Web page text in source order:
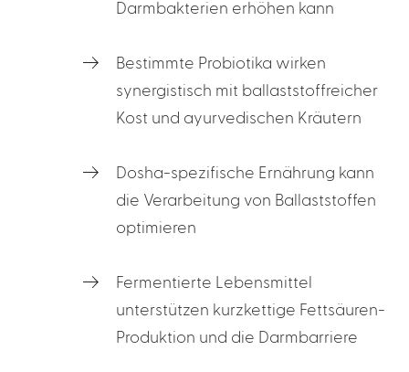
Darmbakterien erhöhen kann
Bestimmte Probiotika wirken
synergistisch mit ballaststoffreicher
Kost und ayurvedischen Kräutern
Dosha-spezifische Ernährung kann
die Verarbeitung von Ballaststoffen
optimieren
Fermentierte Lebensmittel
unterstützen kurzkettige Fettsäuren-
Produktion und die Darmbarriere